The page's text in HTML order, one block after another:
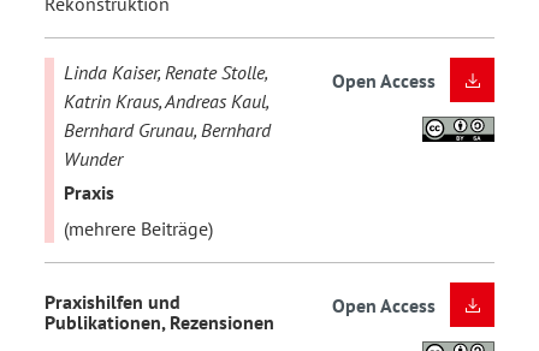
Linda Kaiser, Renate Stolle,
Katrin Kraus, Andreas Kaul,
Bernhard Grunau, Bernhard
Wunder
Praxis
(mehrere Beiträge)
Open Access
Praxishilfen und
Publikationen, Rezensionen
Open Access